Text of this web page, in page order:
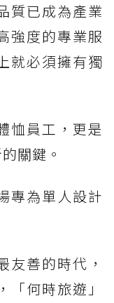
質已成為產業
強度的專業服
就必須擁有獨
恤員工，更是
關鍵。
專為單人設計
友善的時代，
何時旅遊」